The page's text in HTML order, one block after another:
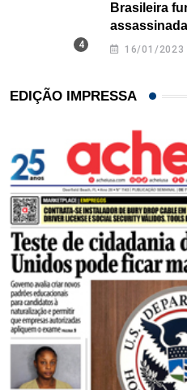
Brasileira
16/01/2023
EDIÇÃO IMPRESSA